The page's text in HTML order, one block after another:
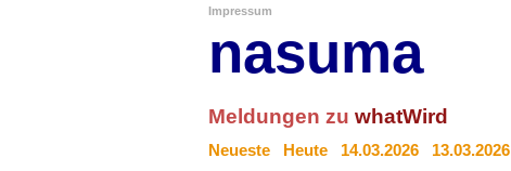
Impressum
nasuma
Meldungen zu whatWird
Neueste Heute 14.03.2026 13.03.2026